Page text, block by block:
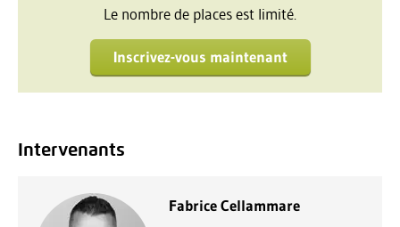
Le nombre de places est limité.
Inscrivez-vous maintenant
Intervenants
Fabrice Cellammare